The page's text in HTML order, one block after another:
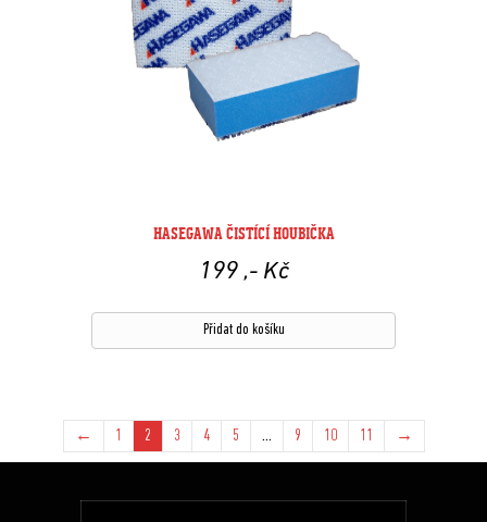
HASEGAWA ČISTÍCÍ HOUBIČKA
199 ,- Kč
Přidat do košíku
← 1 2 3 4 5 … 9 10 11 →